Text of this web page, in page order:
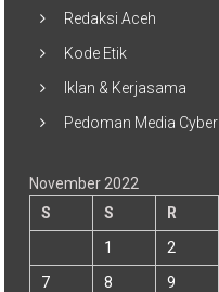
Redaksi Aceh
Kode Etik
Iklan & Kerjasama
Pedoman Media Cyber
November 2022
S
S R
1
2
7
8 9